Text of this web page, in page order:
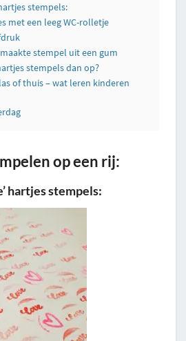
stempels:
met een leeg WC-rolletje
stempel uit een gum
stempels dan op?
of thuis – wat leren kinderen
op een rij:
hartjes stempels: